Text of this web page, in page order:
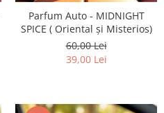
Parfum Auto - MIDNIGHT
SPICE ( Oriental și Misterios)
60,00 Lei
39,00 Lei